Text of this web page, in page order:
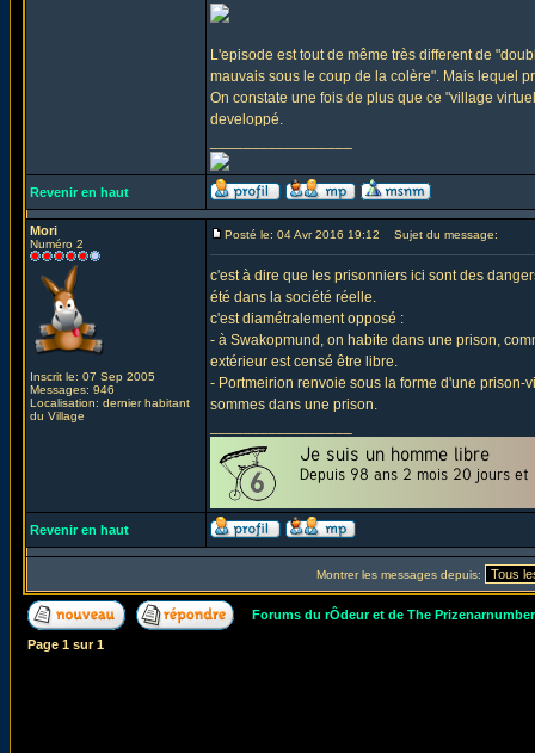
L'episode est tout de même très different de
mauvais sous le coup de la colère". Mais lequel
On constate une fois de plus que ce "village
developpé.
Revenir en haut
Mori
Numéro 2
Inscrit le: 07 Sep 2005
Messages: 946
Localisation: dernier habitant
du Village
Posté le: 04 Avr 2016 19:12 Sujet du message:
c'est à dire que les prisonniers ici sont des
été dans la société réelle.
c'est diamétralement opposé :
- à Swakopmund, on habite dans une prison,
extérieur est censé être libre.
- Portmeirion renvoie sous la forme d'une
sommes dans une prison.
Revenir en haut
Montrer les messages depuis:
Forums du rÔdeur et de The
Page 1 sur1